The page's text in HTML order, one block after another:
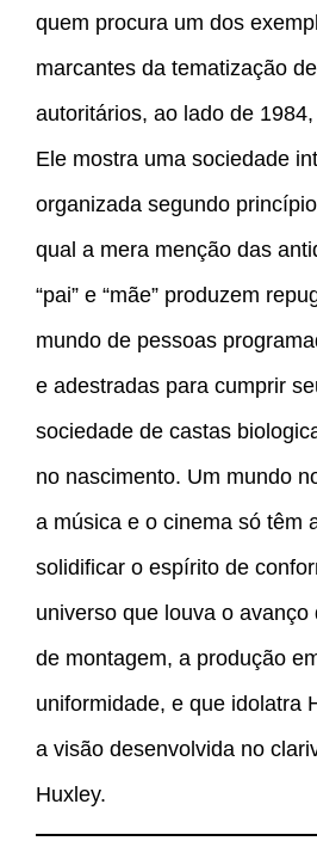
quem procura um dos
marcantes da tematização
autoritários, ao lado de
Ele mostra uma sociedade
organizada segundo
qual a mera menção das
“pai” e “mãe” produzem
mundo de pessoas
e adestradas para cumprir
sociedade de castas
no nascimento. Um mundo
a música e o cinema só têm
solidificar o espírito de
universo que louva o
de montagem, a produção
uniformidade, e que idolatra
a visão desenvolvida no
Huxley.